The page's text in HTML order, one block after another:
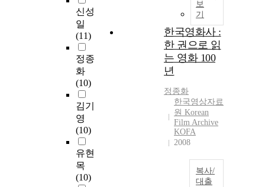
신성
일
(11)
정종
화
(10)
김기
영
(10)
유현
목
(10)
보
기
한국영화사 :
한 권으로 읽
는 영화 100
년
정종화
한국영상자료
원 Korean
Film Archive
KOFA
2008
복사/
대출